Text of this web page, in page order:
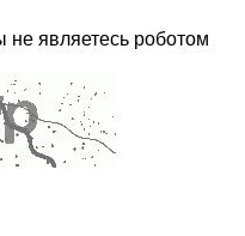
не являетесь роботом